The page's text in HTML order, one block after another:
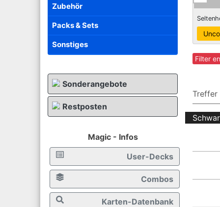
Zubehör
Packs & Sets
Sonstiges
Sonderangebote
Restposten
Magic - Infos
User-Decks
Combos
Karten-Datenbank
Filter
Treffer